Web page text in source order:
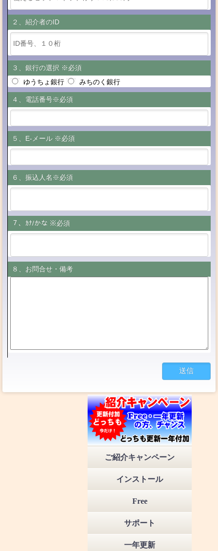
２、紹介者のID
３、銀行の選択 ※必須
ゆうちょ銀行
みちのく銀行
４、電話番号※必須
５、E-メール ※必須
６、振込人名※必須
７、ｶﾅ/かな ※必須
８、お問合せ・備考
ご紹介キャンペーン
インストール
Free
サポート
一年更新